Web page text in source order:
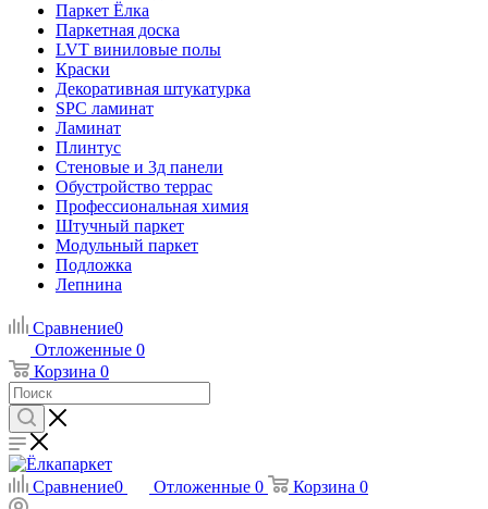
Паркет Ёлка
Паркетная доска
LVT виниловые полы
Краски
Декоративная штукатурка
SPC ламинат
Ламинат
Плинтус
Стеновые и 3д панели
Обустройство террас
Профессиональная химия
Штучный паркет
Модульный паркет
Подложка
Лепнина
Сравнение0
Отложенные 0
Корзина 0
Сравнение0 Отложенные 0 Корзина 0